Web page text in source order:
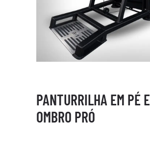
PANTURRILHA EM PÉ E
OMBRO PRÓ